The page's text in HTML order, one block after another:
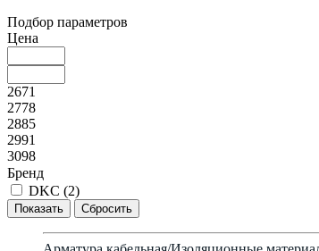
Подбор параметров
Цена
2671
2778
2885
2991
3098
Бренд
DKC (2)